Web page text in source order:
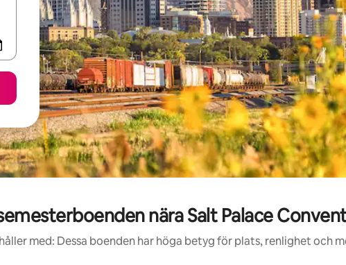
nära Salt Palace
med: Dessa boenden har höga betyg för plats, renlighet och